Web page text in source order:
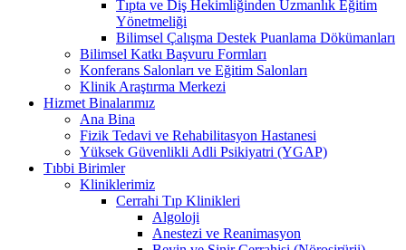
Tıpta ve Diş Hekimliğinden Uzmanlık Eğitim
Yönetmeliği
Bilimsel Çalışma Destek Puanlama Dökümanları
Bilimsel Katkı Başvuru Formları
Konferans Salonları ve Eğitim Salonları
Klinik Araştırma Merkezi
Hizmet Binalarımız
Ana Bina
Fizik Tedavi ve Rehabilitasyon Hastanesi
Yüksek Güvenlikli Adli Psikiyatri (YGAP)
Tıbbi Birimler
Kliniklerimiz
Cerrahi Tıp Klinikleri
Algoloji
Anestezi ve Reanimasyon